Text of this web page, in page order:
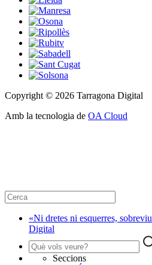
Copyright © 2026 Tarragona Digital
Amb la tecnologia de OA Cloud
«Ni dretes ni esquerres,
Digital
Seccions